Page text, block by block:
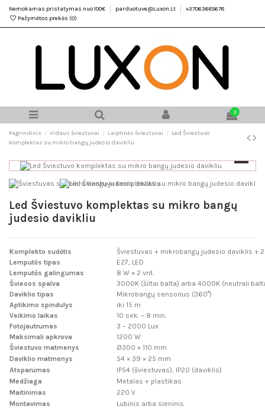
Nemokamas pristatymas nuo 100€ parduotuve@Luxon.Lt
+37063685678
Pažymėtos prekės (0)
0
Pagrindinis Vidaus šviestuvai Laiptinės šviestuvai
Led Šviestuvo
komplektas su mikro bangų judesio davikliu
Led Šviestuvo komplektas su mikro bangų
judesio davikliu
Komplekto sudėtis
Šviestuvas + mikrobangų judesio daviklis +
Lemputės tipas
E27, LED
Lemputės galingumas
8 W × 2 vnt.
Šviesos spalva
3000K (šiltai balta) arba 4000K (neutrali
Daviklio tipas
Mikrobangų sensorius (360°)
Aptikimo spindulys
iki 15 m
Veikimo laikas
10 sek. – 8 min.
Fotojautrumas
3 – 2000 Lux
Maksimali apkrova
1200 W
Šviestuvo matmenys
Ø300 × 110 mm
Daviklio matmenys
54 × 39 × 25 mm
Atsparumas
IP54 (šviestuvas), IP20 (daviklis)
Medžiaga
Metalas + plastikas
Maitinimas
220 V
Montavimas
Lubinis arba sieninis